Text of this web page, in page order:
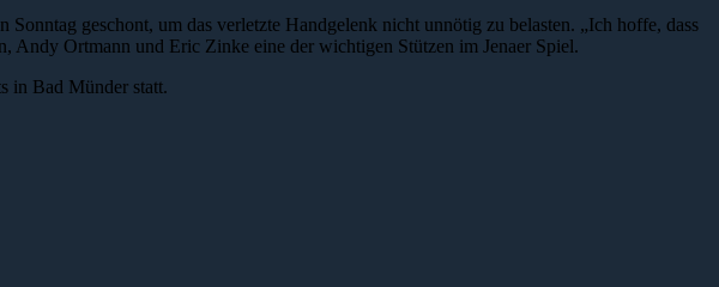
geschont, um das verletzte Handgelenk nicht unnötig zu belasten. „Ich hoffe, dass
Ortmann und Eric Zinke eine der wichtigen Stützen im Jenaer Spiel.
in Bad Münder statt.